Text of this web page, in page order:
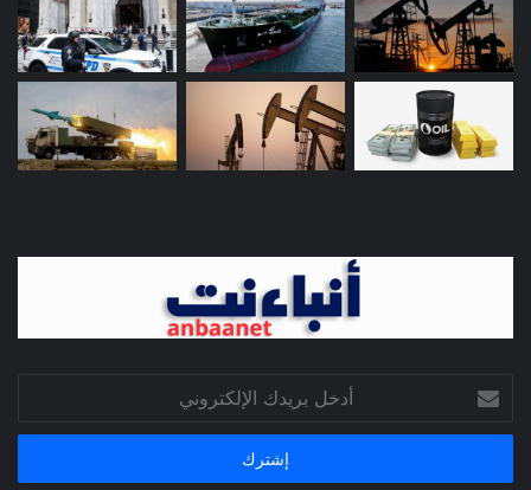
بريدك
الإلكتروني